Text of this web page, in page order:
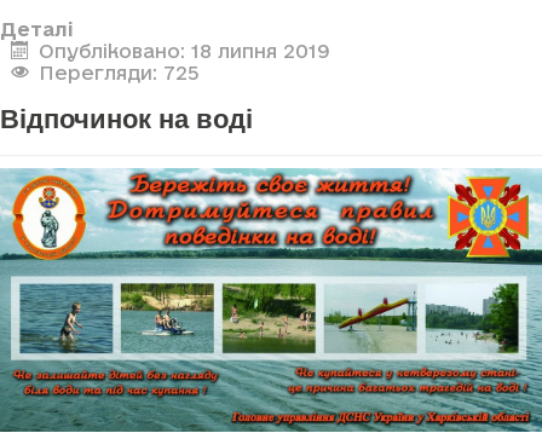
Деталі
Опубліковано: 18 липня 2019
Перегляди: 725
Відпочинок на воді